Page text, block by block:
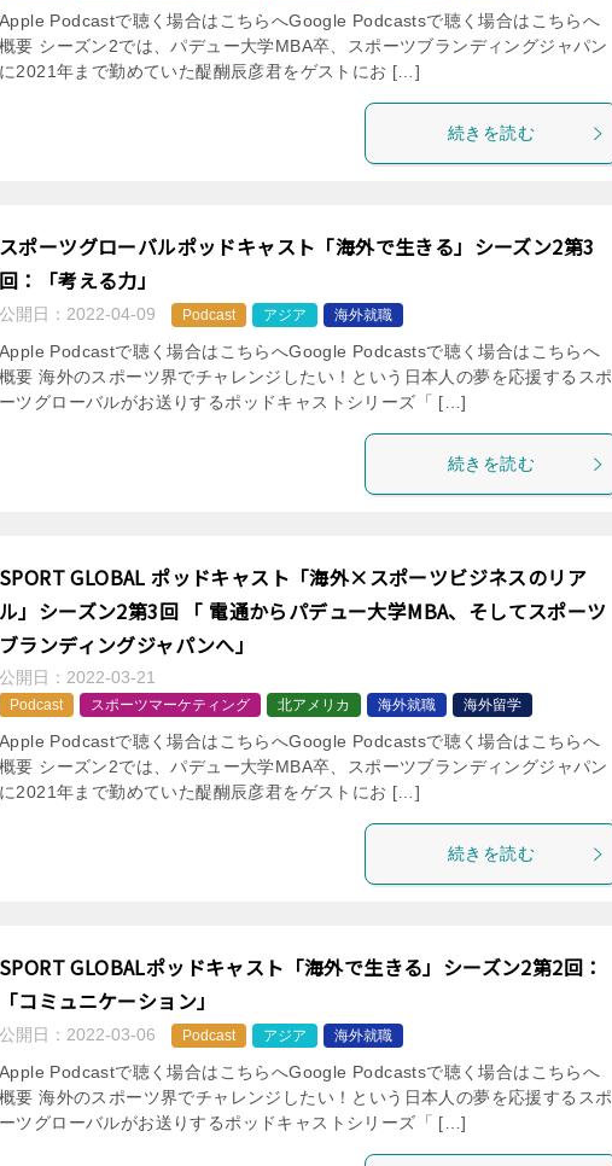
Apple Podcastで聴く場合はこちらへGoogle Podcastsで聴く場合はこちらへ
概要 シーズン2では、パデュー大学MBA卒、スポーツブランディングジャパン
に2021年まで勤めていた醍醐辰彦君をゲストにお […]
続きを読む
スポーツグローバルポッドキャスト「海外で生きる」シーズン2第3
回：「考える力」
公開日： 2022-04-09 Podcast アジア 海外就職
Apple Podcastで聴く場合はこちらへGoogle Podcastsで聴く場合はこちらへ
概要 海外のスポーツ界でチャレンジしたい！という日本人の夢を応援するスポ
ーツグローバルがお送りするポッドキャストシリーズ「 […]
続きを読む
SPORT GLOBAL ポッドキャスト「海外×スポーツビジネスのリア
ル」シーズン2第3回 「 電通からパデュー大学MBA、そしてスポーツ
ブランディングジャパンへ」
公開日： 2022-03-21
Podcast スポーツマーケティング 北アメリカ 海外就職 海外留学
Apple Podcastで聴く場合はこちらへGoogle Podcastsで聴く場合はこちらへ
概要 シーズン2では、パデュー大学MBA卒、スポーツブランディングジャパン
に2021年まで勤めていた醍醐辰彦君をゲストにお […]
続きを読む
SPORT GLOBALポッドキャスト「海外で生きる」シーズン2第2回：
「コミュニケーション」
公開日： 2022-03-06 Podcast アジア 海外就職
Apple Podcastで聴く場合はこちらへGoogle Podcastsで聴く場合はこちらへ
概要 海外のスポーツ界でチャレンジしたい！という日本人の夢を応援するスポ
ーツグローバルがお送りするポッドキャストシリーズ「 […]